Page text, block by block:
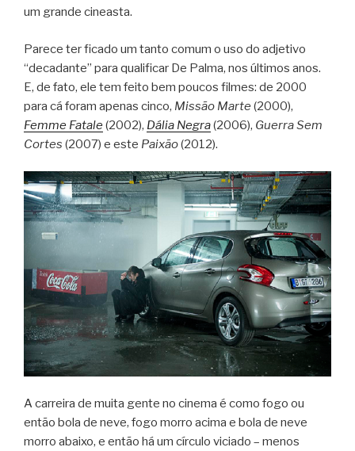
um grande cineasta.
Parece ter ficado um tanto comum o uso do adjetivo
“decadante” para qualificar De Palma, nos últimos anos.
E, de fato, ele tem feito bem poucos filmes: de 2000
para cá foram apenas cinco, Missão Marte (2000),
Femme Fatale(2002), Dália Negra(2006), Guerra Sem
Cortes (2007) e este Paixão(2012).
A carreira de muita gente no cinema é como fogo ou
então bola de neve, fogo morro acima e bola de neve
morro abaixo, e então há um círculo viciado – menos